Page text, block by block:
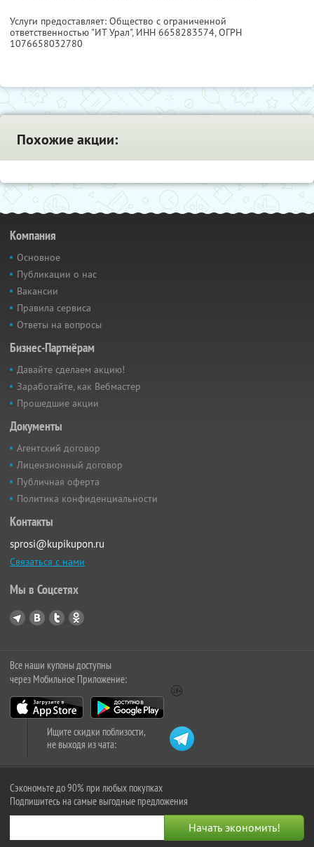
Услуги предоставляет: Общество с ограниченной
ответственностью "ИТ Урал", ИНН 6658283574, ОГРН
1076658032780
Похожие акции:
Компания
Основное
Публикации о нас
Вакансии
Правила сервиса
Ответы на вопросы
Бизнес-Партнёрам
Давайте сделаем акцию!
Заработайте, как Вебмастер
Прошедшие акции
Документы
Агентский договор
Лицензионный договор
Публичная оферта
Политика конфиденциальности
Контакты
sprosi@kupikupon.ru
Связаться с нами
Мы в Соцсетях
Все наши купоны доступны
через Мобильное Приложение:
Ищите скидки поблизости,
не выходя из чата:
Сэкономьте до 90% при любых покупках
Подпишитесь на самые выгодные предложения